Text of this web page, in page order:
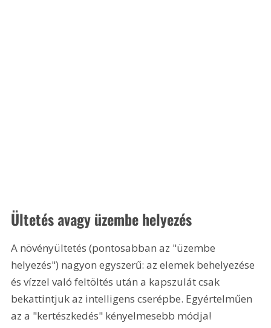
Ültetés avagy üzembe helyezés
A növényültetés (pontosabban az "üzembe
helyezés") nagyon egyszerű: az elemek behelyezése
és vízzel való feltöltés után a kapszulát csak
bekattintjuk az intelligens cserépbe. Egyértelműen
az a "kertészkedés" kényelmesebb módja!